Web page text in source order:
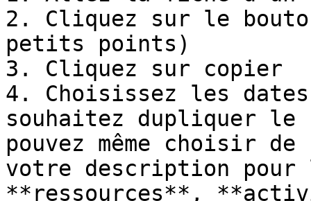
2. Cliquez sur le
petits points)
3. Cliquez sur copier
4. Choisissez les
souhaitez dupliquer le
pouvez même choisir
votre description pour
**ressources**,